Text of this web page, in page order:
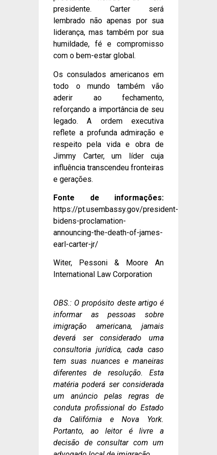
presidente. Carter será
lembrado não apenas por sua
liderança, mas também por sua
humildade, fé e compromisso
com o bem-estar global.
Os consulados americanos em
todo o mundo também vão
aderir ao fechamento,
reforçando a importância de seu
legado. A ordem executiva
reflete a profunda admiração e
respeito pela vida e obra de
Jimmy Carter, um líder cuja
influência transcendeu fronteiras
e gerações.
Fonte de informações:
https://pt.usembassy.gov/president-
bidens-proclamation-
announcing-the-death-of-james-
earl-carter-jr/
Witer, Pessoni & Moore An
International Law Corporation
OBS.: O propósito deste artigo é
informar as pessoas sobre
imigração americana, jamais
deverá ser considerado uma
consultoria jurídica, cada caso
tem suas nuances e maneiras
diferentes de resolução. Esta
matéria poderá ser considerada
um anúncio pelas regras de
conduta profissional do Estado
da Califórnia e Nova York.
Portanto, ao leitor é livre a
decisão de consultar com um